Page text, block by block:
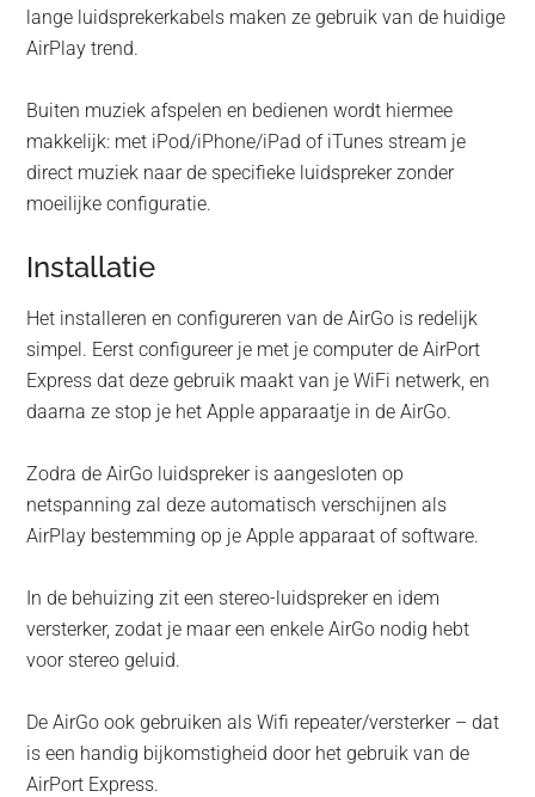
lange luidsprekerkabels maken ze gebruik van de huidige
AirPlay trend.
Buiten muziek afspelen en bedienen wordt hiermee
makkelijk: met iPod/iPhone/iPad of iTunes stream je
direct muziek naar de specifieke luidspreker zonder
moeilijke configuratie.
Installatie
Het installeren en configureren van de AirGo is redelijk
simpel. Eerst configureer je met je computer de AirPort
Express dat deze gebruik maakt van je WiFi netwerk, en
daarna ze stop je het Apple apparaatje in de AirGo.
Zodra de AirGo luidspreker is aangesloten op
netspanning zal deze automatisch verschijnen als
AirPlay bestemming op je Apple apparaat of software.
In de behuizing zit een stereo-luidspreker en idem
versterker, zodat je maar een enkele AirGo nodig hebt
voor stereo geluid.
De AirGo ook gebruiken als Wifi repeater/versterker – dat
is een handig bijkomstigheid door het gebruik van de
AirPort Express.